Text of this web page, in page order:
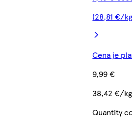
(28,81 €/
Cena je
9,99 €
38,42 €/kg
Quantity